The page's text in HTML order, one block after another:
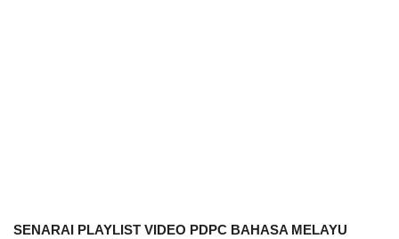
SENARAI PLAYLIST VIDEO PDPC BAHASA MELAYU